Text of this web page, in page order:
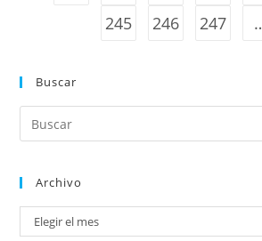
245
246 247
Buscar
Archivo
Elegir el mes